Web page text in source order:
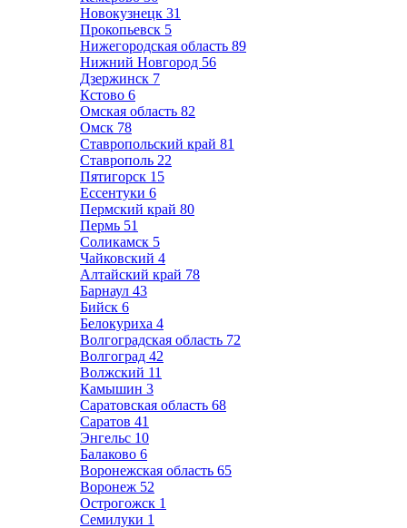
Новокузнецк 31
Прокопьевск 5
Нижегородская область 89
Нижний Новгород 56
Дзержинск 7
Кстово 6
Омская область 82
Омск 78
Ставропольский край 81
Ставрополь 22
Пятигорск 15
Ессентуки 6
Пермский край 80
Пермь 51
Соликамск 5
Чайковский 4
Алтайский край 78
Барнаул 43
Бийск 6
Белокуриха 4
Волгоградская область 72
Волгоград 42
Волжский 11
Камышин 3
Саратовская область 68
Саратов 41
Энгельс 10
Балаково 6
Воронежская область 65
Воронеж 52
Острогожск 1
Семилуки 1